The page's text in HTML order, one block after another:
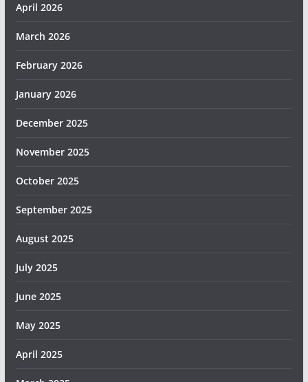
April 2026
March 2026
February 2026
January 2026
December 2025
November 2025
October 2025
September 2025
August 2025
July 2025
June 2025
May 2025
April 2025